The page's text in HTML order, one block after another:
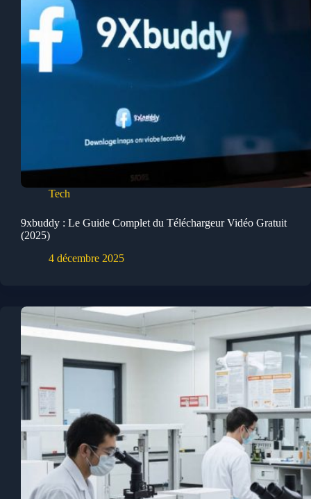
Tech
9xbuddy : Le Guide Complet du Téléchargeur Vidéo Gratuit
(2025)
4 décembre 2025